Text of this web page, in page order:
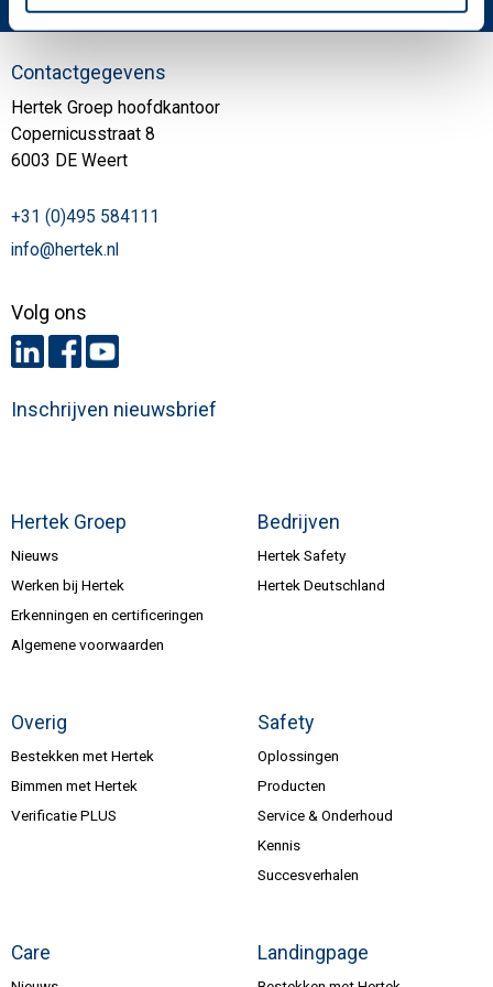
Hertek Groep
Nieuws
Werken bij Hertek
Erkenningen en certificeringen
Algemene voorwaarden
Bedrijven
Hertek Safety
Hertek Deutschland
Overig
Bestekken met Hertek
Bimmen met Hertek
Verificatie PLUS
Safety
Oplossingen
Producten
Service & Onderhoud
Kennis
Succesverhalen
Care Landingpage
Contactgegevens
Hertek Groep hoofdkantoor
Copernicusstraat 8
6003 DE Weert
+31 (0)495 584111
info@hertek.nl
Volg ons
Inschrijven nieuwsbrief